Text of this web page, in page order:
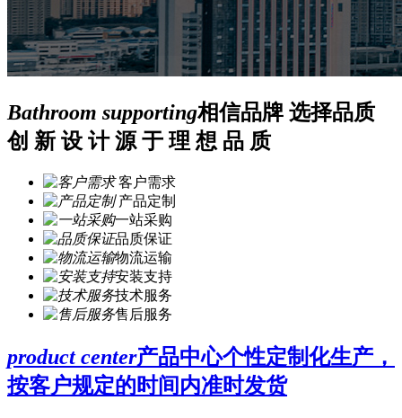
Bathroom supporting相信品牌 选择品质
创 新 设 计 源 于 理 想 品 质
客户需求
产品定制
一站采购
品质保证
物流运输
安装支持
技术服务
售后服务
product center产品中心个性定制化生产，
按客户规定的时间内准时发货